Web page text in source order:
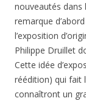
nouveautés dans
remarque
l’exposition
Philippe Druillet
Cette idée
réédition) qui fait
connaîtront un